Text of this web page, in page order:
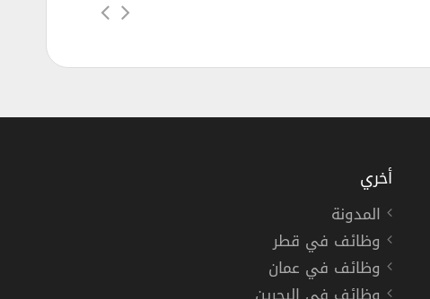
أخري
المدونة
وظائف في قطر
وظائف في عمان